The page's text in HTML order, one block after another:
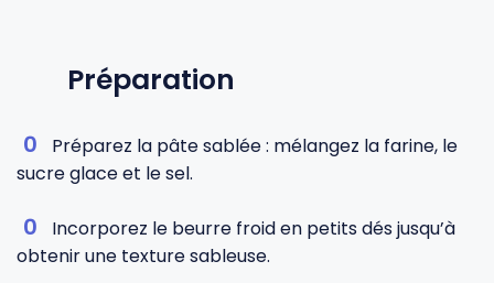
Préparation
Préparez la pâte sablée : mélangez la farine, le
sucre glace et le sel.
Incorporez le beurre froid en petits dés jusqu’à
obtenir une texture sableuse.